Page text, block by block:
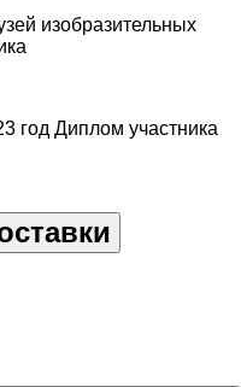
изобразительных
год Диплом участника